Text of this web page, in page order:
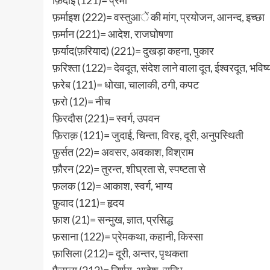
फ़र्माइश (222)= वस्तुआें की मांग, प्रयोजन, आनन्द, इच्छा
फ़र्मान (221)= आदेश, राजघोषणा
फ़र्याद(फ़रियाद) (221)= दुखड़ा कहना, पुकार
फ़रिश्ता (122)= देवदूत, संदेश लाने वाला दूत, ईश्वरदूत,
फ़रेब (121)= धोखा, चालाकी, ठगी, कपट
फ़रो (12)= नीच
फ़िरदौस (221)= स्वर्ग, उपवन
फ़िराक़ (121)= जुदाई, चिन्ता, विरह, दूरी, अनुपस्थिती
फ़ुर्सत (22)= अवसर, अवकाश, विश्राम
फ़ौरन (22)= तुरन्त, शीघ्रता से, स्पष्टता से
फ़लक (12)= आकाश, स्वर्ग, भाग्य
फ़ुवाद (121)= हृदय
फ़ाश (21)= सन्मुख, ज्ञात, प्रसिद्ध
फ़साना (122)= प्रेमकथा, कहानी, किस्सा
फ़ासिला (212)= दूरी, अन्तर, पृथकता